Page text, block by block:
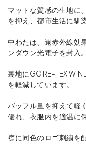
マットな質感の生地に
を抑え、都市生活に馴
中わたは、遠赤外線効
ンダウン光電子を封入。
裏地にGORE-TEX
を軽減しています。
バッフル量を抑えて軽
優れ、衣服内を適温に
襟に同色のロゴ刺繍を